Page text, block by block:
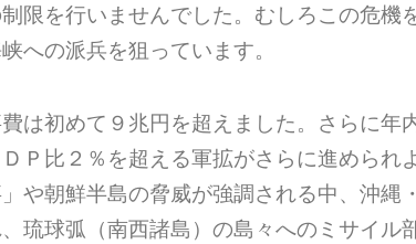
限を行いませんでした。むしろこの危機
への派兵を狙っています。
は初めて９兆円を超えました。さらに年
Ｐ比２％を超える軍拡がさらに進められ
や朝鮮半島の脅威が強調される中、沖縄
琉球弧（南西諸島）の島々へのミサイル